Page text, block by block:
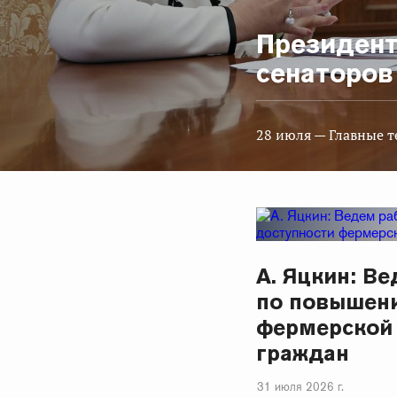
28 июля — Главные
А. Яцкин:
по
граждан
31 июля 2026 г.